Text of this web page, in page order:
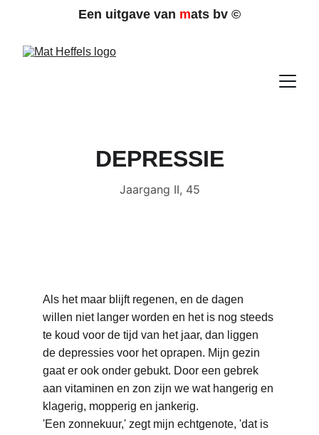
Een uitgave van mats bv ©
DEPRESSIE
Jaargang II, 45
Als het maar blijft regenen, en de dagen
willen niet langer worden en het is nog steeds
te koud voor de tijd van het jaar, dan liggen
de depressies voor het oprapen. Mijn gezin
gaat er ook onder gebukt. Door een gebrek
aan vitaminen en zon zijn we wat hangerig en
klagerig, mopperig en jankerig.
'Een zonnekuur,' zegt mijn echtgenote, 'dat is